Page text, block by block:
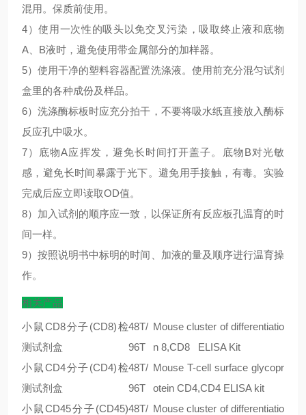
混用。保质前使用。
4）使用一次性的吸头以免交叉污染，吸取终止液和底物
A、B液时，避免使用带金属部分的加样器。
5）使用干净的塑料容器配置洗涤液。使用前充分混匀试剂
盒里的各种成份及样品。
6）洗涤酶标板时应充分拍干，不要将吸水纸直接放入酶标
反应孔中吸水。
7）底物A应挥发，避免长时间打开盖子。底物B对光敏
感，避免长时间暴露于光下。避免用手接触，有毒。实验
完成后应立即读取OD值。
8）加入试剂的顺序应一致，以保证所有反应板孔温育的时
间一样。
9）按照说明书中标明的时间、加液的量及顺序进行温育操
作。
相关产品
小鼠CD8分子(CD8)检
测试剂盒
48T/
96T
Mouse cluster of differentiatio
n 8,CD8 ELISA Kit
小鼠CD4分子(CD4)检
测试剂盒
48T/
96T
Mouse T-cell surface glycopr
otein CD4,CD4 ELISA kit
小鼠CD45分子(CD45)48T/ Mouse cluster of differentiatio